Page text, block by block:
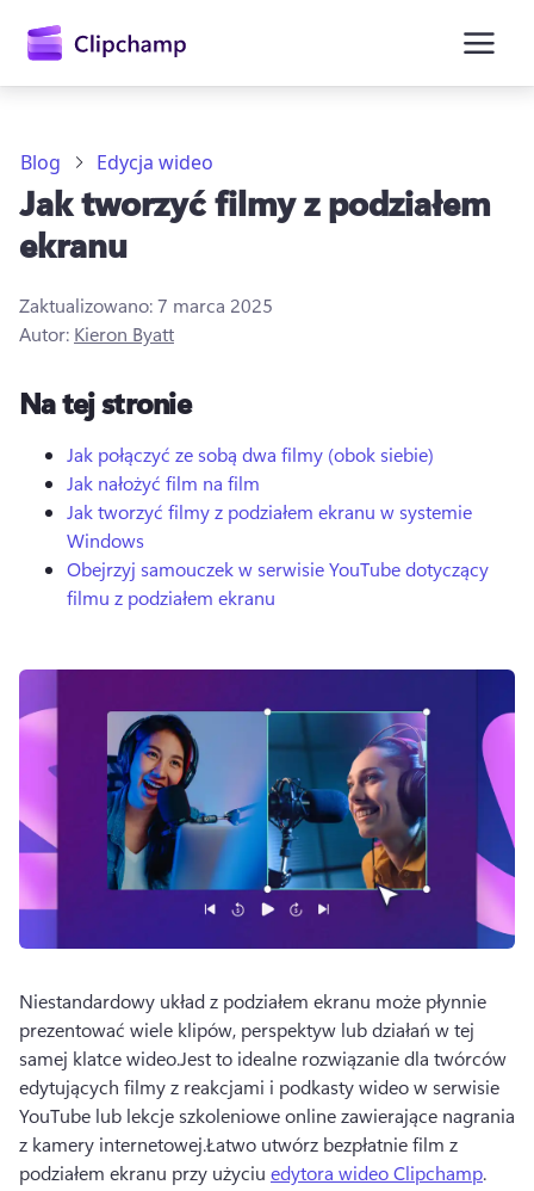
głównej
Zaloguj się
Blog Edycja wideo
Jak tworzyć filmy z podziałem
ekranu
Zaktualizowano:7 marca 2025
Autor: Kieron Byatt
Na tej stronie
Jak połączyć ze sobą dwa filmy (obok siebie)
Jak nałożyć film na film
Jak tworzyć filmy z podziałem ekranu w systemie
Windows
Obejrzyj samouczek w serwisie YouTube dotyczący
filmu z podziałem ekranu
Niestandardowy układ z podziałem ekranu może płynnie
prezentować wiele klipów, perspektyw lub działań w tej
samej klatce wideo.Jest to idealne rozwiązanie dla twórców
edytujących filmy z reakcjami i podkasty wideo w serwisie
YouTube lub lekcje szkoleniowe online zawierające nagrania
z kamery internetowej.Łatwo utwórz bezpłatnie film z
podziałem ekranu przy użyciu edytora wideo Clipchamp.